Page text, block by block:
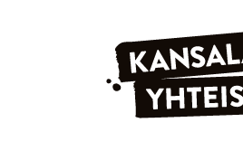
Siirry sisältöön